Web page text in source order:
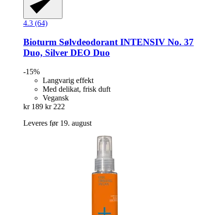
4.3 (64)
Bioturm Sølvdeodorant INTENSIV No. 37
Duo, Silver DEO Duo
-15%
Langvarig effekt
Med delikat, frisk duft
Vegansk
kr 189 kr 222
Leveres før 19. august